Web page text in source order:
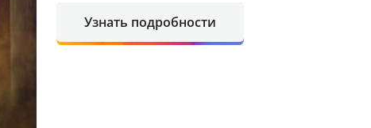
Узнать подробности